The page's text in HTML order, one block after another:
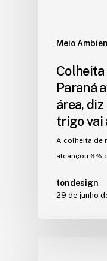
Meio
Paraná
área,
trigo vai
A colheita de
alcançou 6%
tondesign
29 de junho